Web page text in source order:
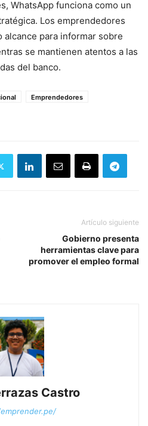
WhatsApp funciona como un
Los emprendedores
alcance para informar sobre
se mantienen atentos a las
del banco.
Emprendedores
Artículo siguiente
Gobierno presenta
herramientas clave para
promover el empleo formal
Castro